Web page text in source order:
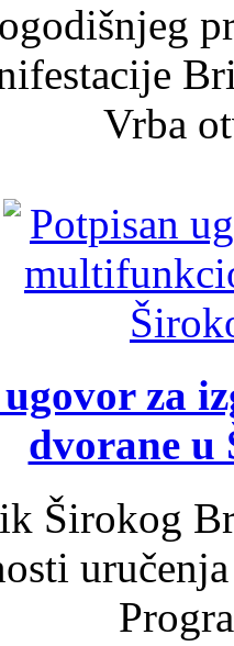
Vrba
za
dvorane u
Širokog